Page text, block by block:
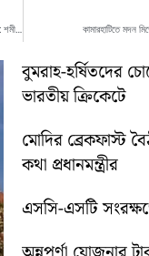
দলের পতাকা ব্যবহার করে দখলদারি বরদাস্ত নয়, বিধায়ক-সাংসদের বিরুদ্ধেও ব্যবস্থা: শমীক ভট্টাচার্য কামারহাটিতে মদন
বুমরাহ-হর্ষিতদের
ভারতীয় ক্রিকেটে
মোদির ব্রেকফাস্ট
কথা প্রধানমন্ত্রীর
এসসি-এসটি